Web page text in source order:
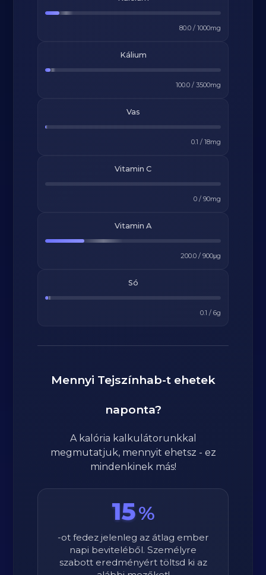
80.0/ 1000mg
Kálium
100.0/ 3500mg
Vas
0.1 / 18mg
Vitamin C
0/ 90mg
Vitamin A
200.0/ 900μg
Só
0.1 / 6g
Mennyi Tejszínhab-t ehetek
naponta?
A kalória kalkulátorunkkal
megmutatjuk, mennyit ehetsz - ez
mindenkinek más!
15%
-ot fedez jelenleg az átlag ember
napi beviteléből. Személyre
szabott eredményért töltsd ki az